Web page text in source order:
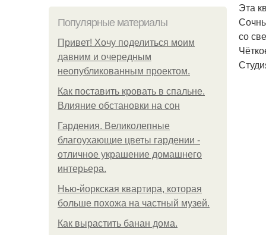
Популярные материалы
Привет! Хочу поделиться моим
давним и очередным
неопубликованным проектом.
Как поставить кровать в спальне.
Влияние обстановки на сон
Гардения. Великолепные
благоухающие цветы гардении -
отличное украшение домашнего
интерьера.
Нью-йоркская квартира, которая
больше похожа на частный музей.
Как вырастить банан дома.
Эта
со